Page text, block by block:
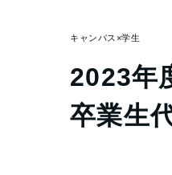
キャンパス×学生
2023年
卒業生